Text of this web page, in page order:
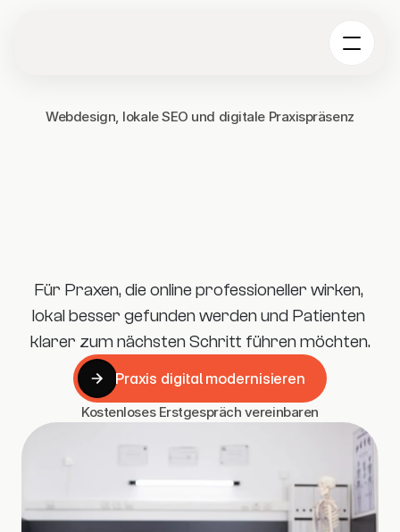
Webdesign, lokale SEO und digitale Praxispräsenz
Für Praxen, die online professioneller wirken,
lokal besser gefunden werden und Patienten
klarer zum nächsten Schritt führen möchten.
Praxis digital modernisieren
Kostenloses Erstgespräch vereinbaren